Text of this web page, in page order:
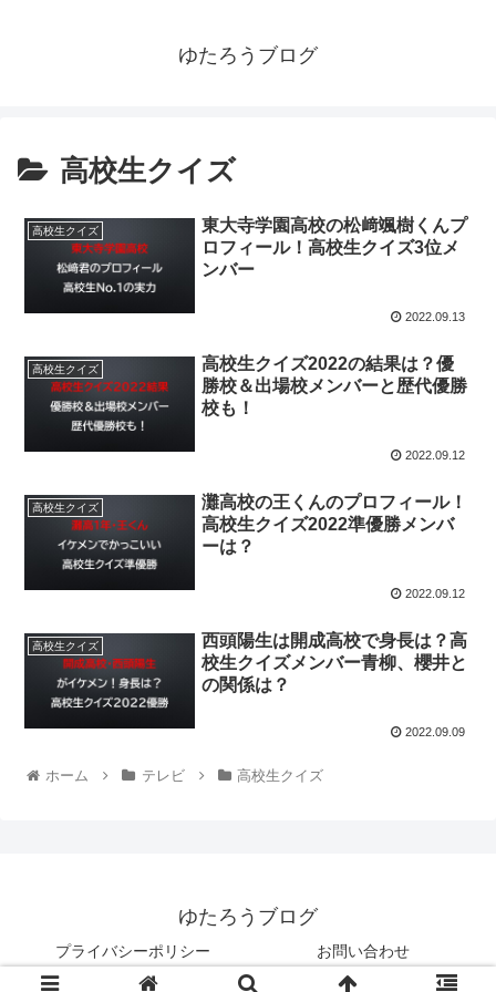
ゆたろうブログ
高校生クイズ
高校生クイズ
東大寺学園高校の松﨑颯樹くんプ
ロフィール！高校生クイズ3位メ
ンバー
2022.09.13
高校生クイズ
高校生クイズ2022の結果は？優
勝校＆出場校メンバーと歴代優勝
校も！
2022.09.12
高校生クイズ
灘高校の王くんのプロフィール！
高校生クイズ2022準優勝メンバ
ーは？
2022.09.12
高校生クイズ
西頭陽生は開成高校で身長は？高
校生クイズメンバー青柳、櫻井と
の関係は？
2022.09.09
ホーム テレビ 高校生クイズ
ゆたろうブログ
プライバシーポリシー お問い合わせ